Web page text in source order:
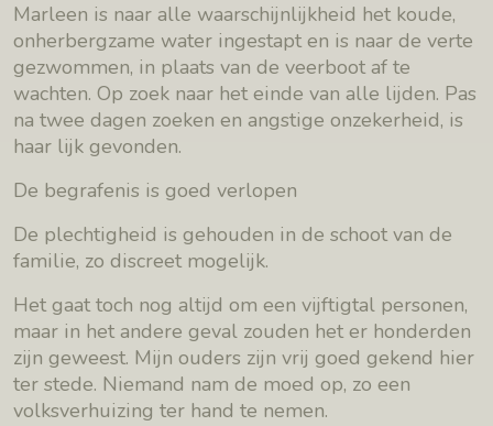
Marleen is naar alle waarschijnlijkheid het koude,
onherbergzame water ingestapt en is naar de verte
gezwommen, in plaats van de veerboot af te
wachten. Op zoek naar het einde van alle lijden. Pas
na twee dagen zoeken en angstige onzekerheid, is
haar lijk gevonden.
De begrafenis is goed verlopen
De plechtigheid is gehouden in de schoot van de
familie, zo discreet mogelijk.
Het gaat toch nog altijd om een vijftigtal personen,
maar in het andere geval zouden het er honderden
zijn geweest. Mijn ouders zijn vrij goed gekend hier
ter stede. Niemand nam de moed op, zo een
volksverhuizing ter hand te nemen.